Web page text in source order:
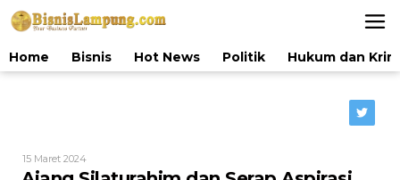
Lewati
ke
Home
Bisnis Hot News Politik Hukum dan
15 Maret 2024Oleh
Bisnis